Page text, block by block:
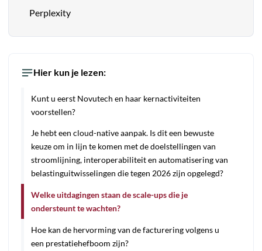
Perplexity
Hier kun je lezen:
Kunt u eerst Novutech en haar kernactiviteiten
voorstellen?
Je hebt een cloud-native aanpak. Is dit een bewuste
keuze om in lijn te komen met de doelstellingen van
stroomlijning, interoperabiliteit en automatisering van
belastinguitwisselingen die tegen 2026 zijn opgelegd?
Welke uitdagingen staan de scale-ups die je
ondersteunt te wachten?
Hoe kan de hervorming van de facturering volgens u
een prestatiehefboom zijn?